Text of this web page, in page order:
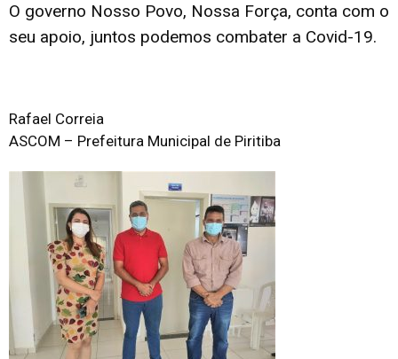
O governo Nosso Povo, Nossa Força, conta com o
seu apoio, juntos podemos combater a Covid-19.
Rafael Correia
ASCOM – Prefeitura Municipal de Piritiba